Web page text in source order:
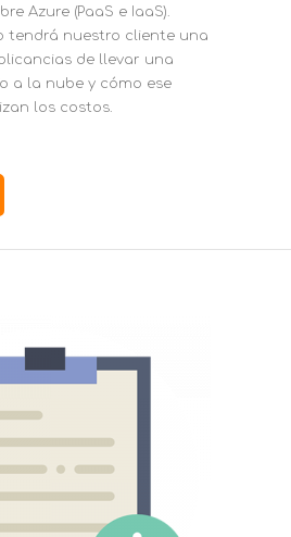
Azure (PaaS e IaaS).
tendrá nuestro cliente una
de llevar una
a la nube y cómo ese
los costos.